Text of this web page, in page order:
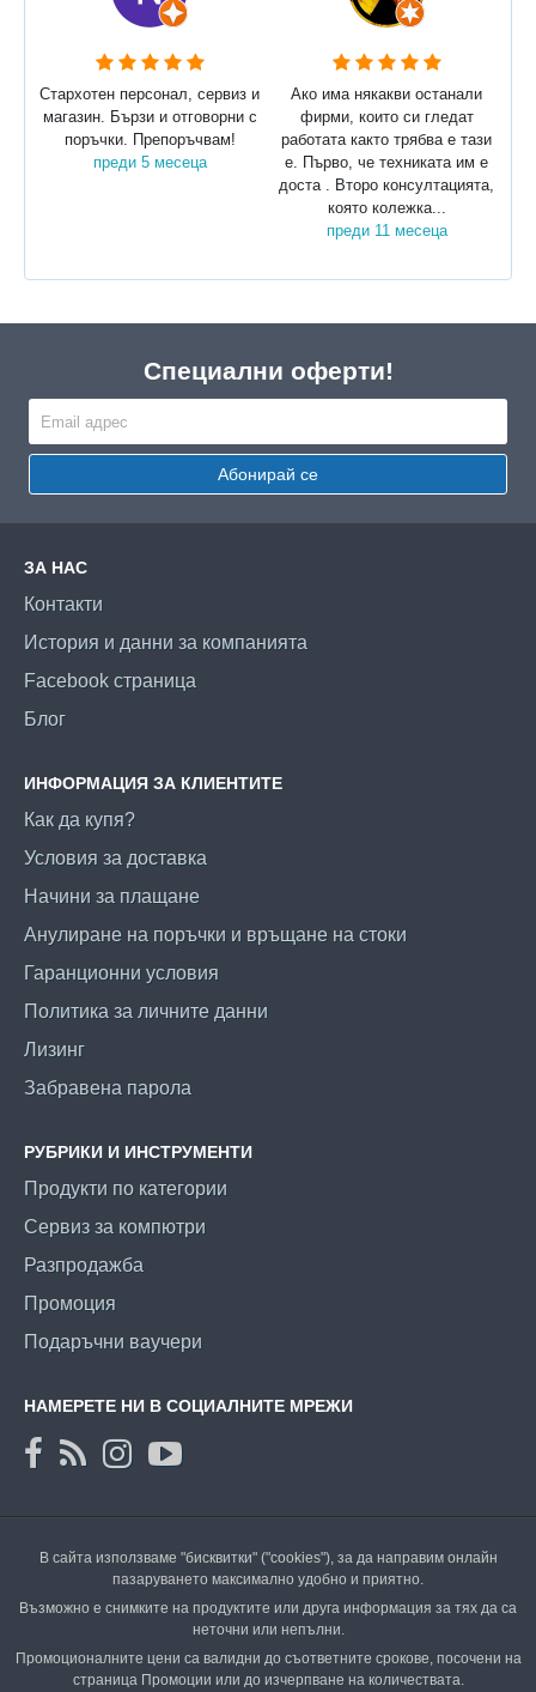
Стархотен персонал, сервиз и
магазин. Бързи и отговорни с
поръчки. Препоръчвам!
преди 5 месеца
Ако има някакви останали
фирми, които си гледат
работата както трябва е тази
е. Първо, че техниката им е
доста . Второ консултацията,
която колежка...
преди 11 месеца
Специални оферти!
Абонирай се
ЗА НАС
Контакти
История и данни за компанията
Facebook страница
Блог
ИНФОРМАЦИЯ ЗА КЛИЕНТИТЕ
Как да купя?
Условия за доставка
Начини за плащане
Анулиране на поръчки и връщане на стоки
Гаранционни условия
Политика за личните данни
Лизинг
Забравена парола
РУБРИКИ И ИНСТРУМЕНТИ
Продукти по категории
Сервиз за компютри
Разпродажба
Промоция
Подаръчни ваучери
НАМЕРЕТЕ НИ В СОЦИАЛНИТЕ МРЕЖИ
В сайта използваме "бисквитки" ("cookies"), за да направим онлайн
пазаруването максимално удобно и приятно.
Възможно е снимките на продуктите или друга информация за тях да са
неточни или непълни.
Промоционалните цени са валидни до съответните срокове, посочени на
страница Промоции или до изчерпване на количествата.